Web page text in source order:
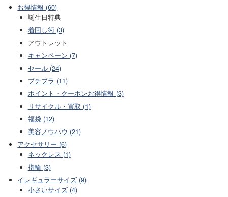
お得情報 (60)
誕生日特典
着回し術 (3)
アウトレット
キャンペーン (7)
セール (24)
プチプラ (11)
ポイント・クーポンお得情報 (3)
リサイクル・買取 (1)
福袋 (12)
美容ノウハウ (21)
アクセサリー (6)
ネックレス (1)
指輪 (3)
イレギュラーサイズ (9)
小さいサイズ (4)